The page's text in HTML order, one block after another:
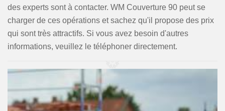
des experts sont à contacter. WM Couverture 90 peut se
charger de ces opérations et sachez qu'il propose des prix
qui sont très attractifs. Si vous avez besoin d'autres
informations, veuillez le téléphoner directement.